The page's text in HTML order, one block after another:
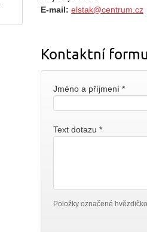
E-mail: elstak@centrum.cz
Kontaktní
Jméno a příjmení *
Text dotazu *
Položky označené